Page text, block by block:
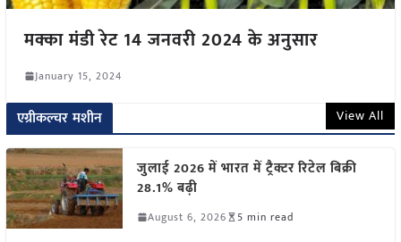
मक्का मंडी रेट 14 जनवरी 2024 के अनुसार
January 15, 2024
एग्रीकल्चर मशीन View All
जुलाई 2026 में भारत में ट्रैक्टर रिटेल बिक्री
28.1% बढ़ी
August 6, 2026 5 min read